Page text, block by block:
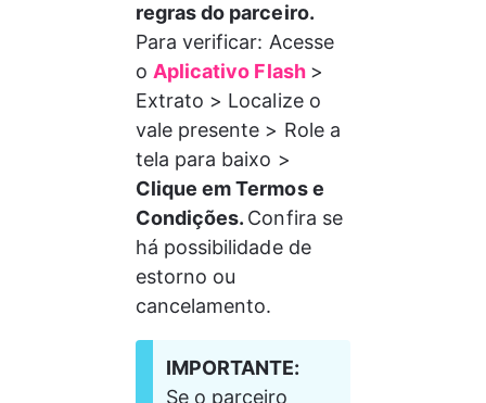
regras do parceiro.
Para verificar: Acesse
o Aplicativo Flash >
Extrato > Localize o
vale presente > Role a
tela para baixo >
Clique em Termos e
Condições. Confira se
há possibilidade de
estorno ou
cancelamento.
IMPORTANTE:
Se o parceiro